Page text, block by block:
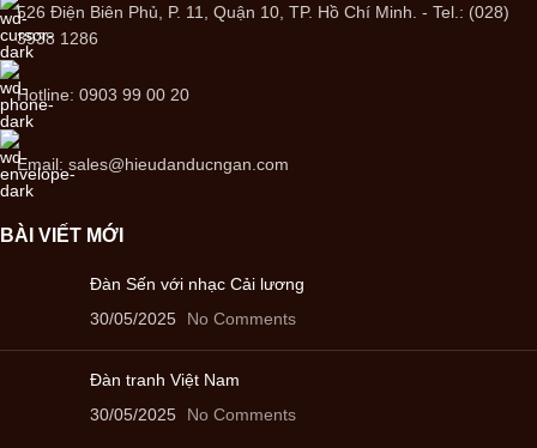
526 Điện Biên Phủ, P. 11, Quận 10, TP. Hồ Chí Minh. - Tel.: (028)
3938 1286
Hotline: 0903 99 00 20
Email: sales@hieudanducngan.com
BÀI VIẾT MỚI
Đàn Sến với nhạc Cải lương
30/05/2025
No Comments
Đàn tranh Việt Nam
30/05/2025
No Comments